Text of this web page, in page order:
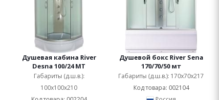
Душевая кабина River
Desna 100/24 МТ
Габариты (д.ш.в.):
100x100x210
Душевой бокс River Sena
170/70/50 мт
Габариты (д.ш.в.): 170x70x217
Код товара: 002104